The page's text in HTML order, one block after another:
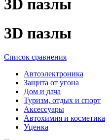
3D пазлы
3D пазлы
Список сравнения
Автоэлектроника
Защита от угона
Дом и дача
Туризм, отдых и спорт
Аксессуары
Автохимия и косметика
Уценка